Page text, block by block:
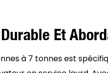
Et
à 7 tonnes est